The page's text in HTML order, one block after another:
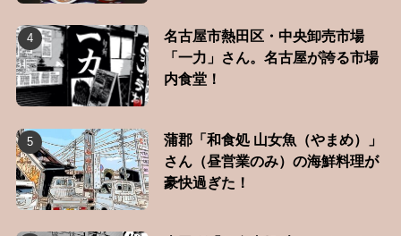
名古屋市熱田区・中央卸売市場
「一力」さん。名古屋が誇る市場
内食堂！
蒲郡「和食処 山女魚（やまめ）」
さん（昼営業のみ）の海鮮料理が
豪快過ぎた！